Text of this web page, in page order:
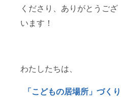
くださり、ありがとうござ
います！
わたしたちは、
「こどもの居場所」づくり